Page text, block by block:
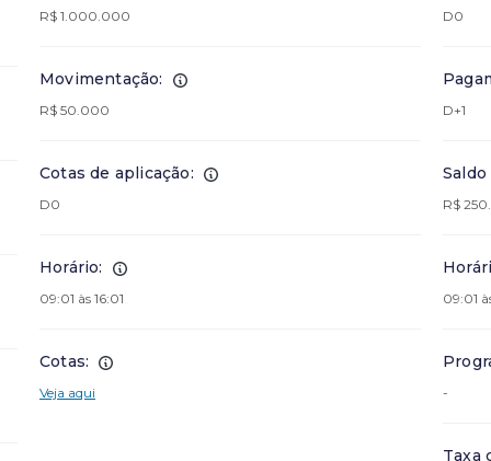
R$ 1.000.000
Movimentação:
R$ 50.000
Cotas de aplicação:
D0
Horário:
09:01 às 16:01
Cotas:
Veja aqui
D0
D+1
R$
09:01
-
Taxa